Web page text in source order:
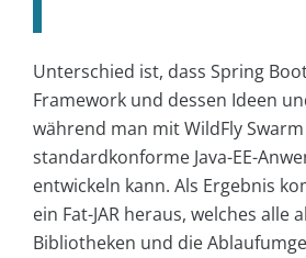
Unterschied ist, dass Spring
Framework und dessen Ideen
während man mit WildFly
standardkonforme Java-EE-
entwickeln kann. Als Ergebnis
ein Fat-JAR heraus, welches alle
Bibliotheken und die